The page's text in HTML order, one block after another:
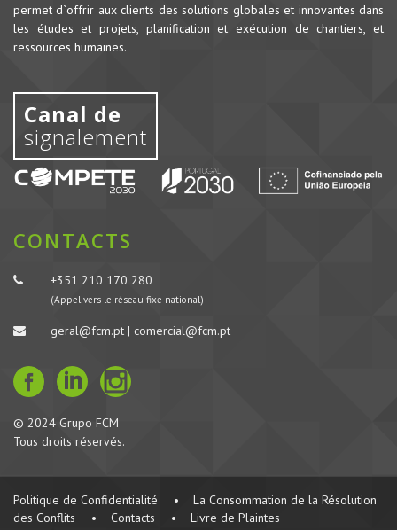
permet d`offrir aux clients des solutions globales et innovantes dans
les études et projets, planification et exécution de chantiers, et
ressources humaines.
Canal de
signalement
CONTACTS
+351 210 170 280
(Appel vers le réseau fixe national)
geral@fcm.pt | comercial@fcm.pt
© 2024 Grupo FCM
Tous droits réservés.
Politique de Confidentialité •
La Consommation de la Résolution
des Conflits
• Contacts • Livre de Plaintes